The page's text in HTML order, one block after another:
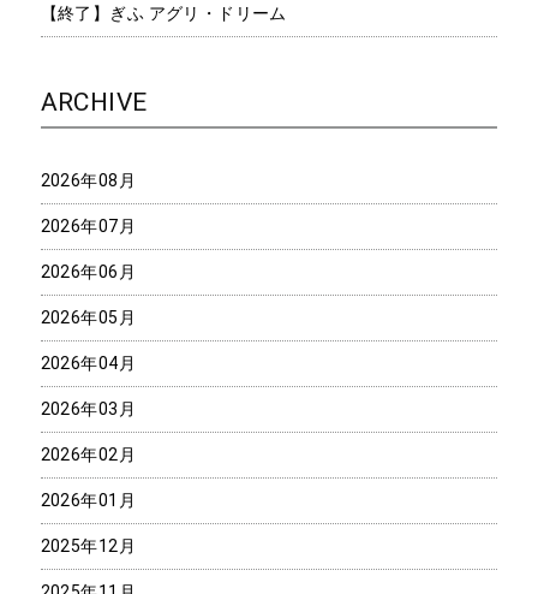
【終了】ぎふ アグリ・ドリーム
ARCHIVE
2026年08月
2026年07月
2026年06月
2026年05月
2026年04月
2026年03月
2026年02月
2026年01月
2025年12月